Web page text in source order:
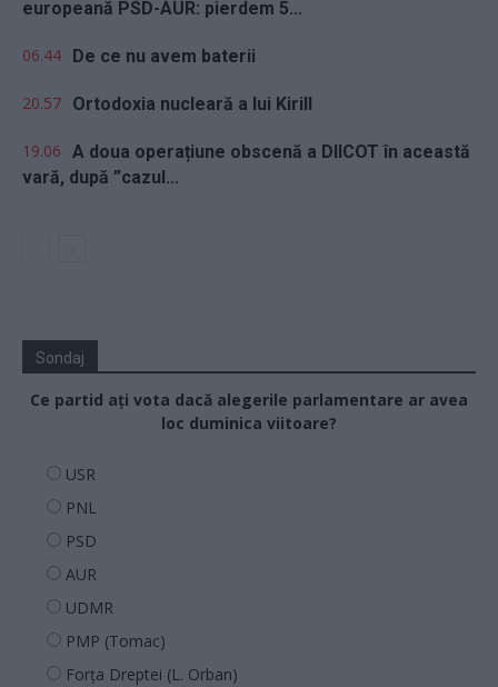
europeană PSD-AUR: pierdem 5...
06.44 De ce nu avem baterii
20.57 Ortodoxia nucleară a lui Kirill
19.06 A doua operațiune obscenă a DIICOT în această
vară, după ”cazul...
Sondaj
Ce partid ați vota dacă alegerile parlamentare ar avea
loc duminica viitoare?
USR
PNL
PSD
AUR
UDMR
PMP (Tomac)
Forța Dreptei (L. Orban)